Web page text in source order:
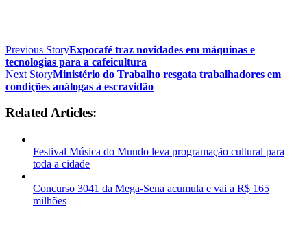
Previous StoryExpocafé traz novidades em máquinas e
tecnologias para a cafeicultura
Next StoryMinistério do Trabalho resgata trabalhadores em
condições análogas à escravidão
Related Articles:
Festival Música do Mundo leva programação cultural para
toda a cidade
Concurso 3041 da Mega-Sena acumula e vai a R$ 165
milhões